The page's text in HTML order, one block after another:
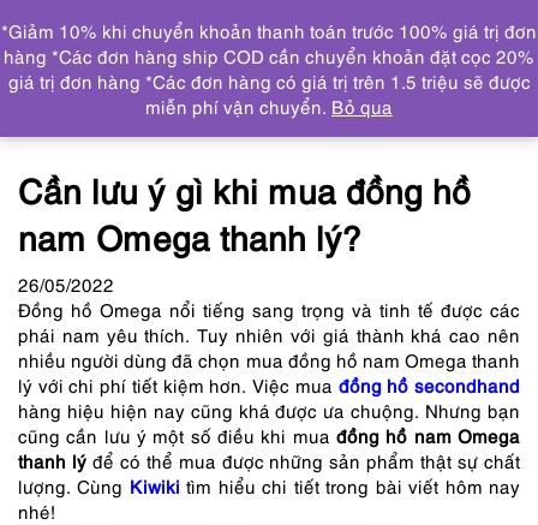
DANH MỤC
Trang chủ Tin tức
Cần lưu ý gì khi mua đồng hồ nam
Omega thanh lý?
Cần lưu ý gì khi mua đồng hồ
nam Omega thanh lý?
26/05/2022
Đồng hồ Omega nổi tiếng sang trọng và tinh tế được các
phái nam yêu thích. Tuy nhiên với giá thành khá cao nên
nhiều người dùng đã chọn mua đồng hồ nam Omega thanh
lý với chi phí tiết kiệm hơn. Việc mua đồng hồ secondhand
hàng hiệu hiện nay cũng khá được ưa chuộng. Nhưng bạn
cũng cần lưu ý một số điều khi mua đồng hồ nam Omega
thanh lýđể có thể mua được những sản phẩm thật sự chất
lượng. Cùng Kiwiki tìm hiểu chi tiết trong bài viết hôm nay
nhé!
*Giảm 10% khi chuyển khoản thanh toán trước 100% giá trị đơn
hàng *Các đơn hàng ship COD cần chuyển khoản đặt cọc 20%
giá trị đơn hàng *Các đơn hàng có giá trị trên 1.5 triệu sẽ được
miễn phí vận chuyển. Bỏ qua